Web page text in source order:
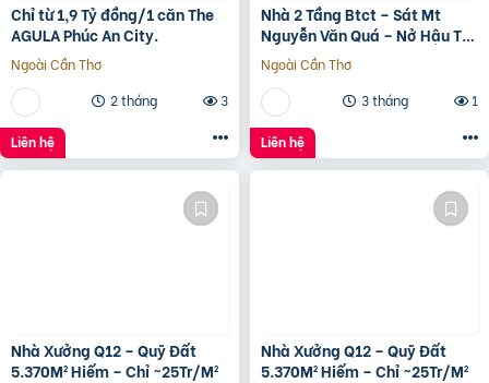
Chỉ từ 1,9 Tỷ đồng/1 căn The
AGULA Phúc An City.
Ngoài Cần Thơ
2 tháng
3
Liên hệ
Nhà 2 Tầng Btct – Sát Mt
Nguyễn Văn Quá – Nở Hậu Tài
Lộc
Ngoài Cần Thơ
3 tháng
1
Liên hệ
Nhà Xưởng Q12 – Quỹ Đất
5.370M² Hiếm – Chỉ ~25Tr/M²
Nhà Xưởng Q12 – Quỹ Đất
5.370M² Hiếm – Chỉ ~25Tr/M²